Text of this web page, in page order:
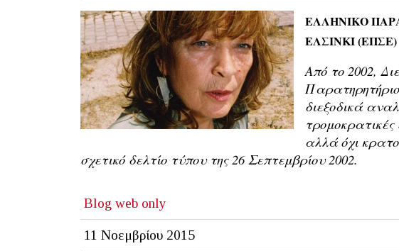
ΕΛΛΗΝΙΚΟ
ΕΛΣΙΝΚΙ (ΕΠΣΕ)
Από το 2002,
διεξοδικά
τρομοκρατικές
αλλά όχι
σχετικό δελτίο τύπου της 26 Σεπτεμβρίου 2002.
Βlog web only
11 Νοεμβρίου 2015